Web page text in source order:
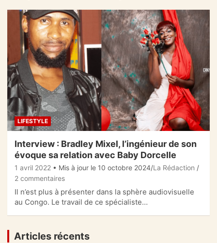
LIFESTYLE
Interview : Bradley Mixel, l’ingénieur de son
évoque sa relation avec Baby Dorcelle
1 avril 2022 • Mis à jour le 10 octobre 2024 La Rédaction
2 commentaires
Il n’est plus à présenter dans la sphère audiovisuelle
au Congo. Le travail de ce spécialiste…
Articles récents